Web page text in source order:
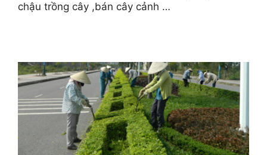
chậu trồng cây ,bán cây cảnh …